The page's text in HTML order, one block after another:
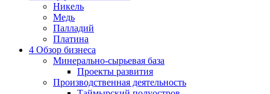
Никель
Медь
Палладий
Платина
4 Обзор бизнеса
Минерально-сырьевая база
Проекты развития
Производственная деятельность